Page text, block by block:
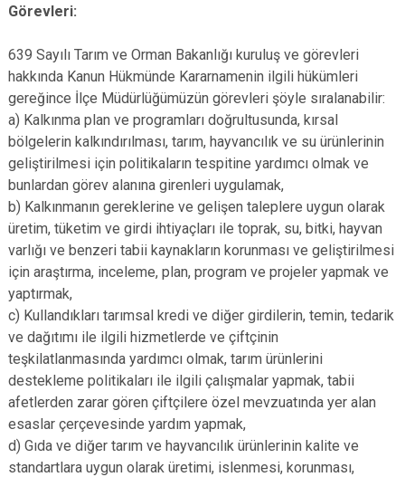
Durağan
Erfelek
Gerze
Saraydüzü
Türkeli
Görevleri:
639 Sayılı Tarım ve Orman Bakanlığı kuruluş ve görevleri
hakkında Kanun Hükmünde Kararnamenin ilgili hükümleri
gereğince İlçe Müdürlüğümüzün görevleri şöyle sıralanabilir:
a) Kalkınma plan ve programları doğrultusunda, kırsal
bölgelerin kalkındırılması, tarım, hayvancılık ve su ürünlerinin
geliştirilmesi için politikaların tespitine yardımcı olmak ve
bunlardan görev alanına girenleri uygulamak,
b) Kalkınmanın gereklerine ve gelişen taleplere uygun olarak
üretim, tüketim ve girdi ihtiyaçları ile toprak, su, bitki, hayvan
varlığı ve benzeri tabii kaynakların korunması ve geliştirilmesi
için araştırma, inceleme, plan, program ve projeler yapmak ve
yaptırmak,
c) Kullandıkları tarımsal kredi ve diğer girdilerin, temin, tedarik
ve dağıtımı ile ilgili hizmetlerde ve çiftçinin
teşkilatlanmasında yardımcı olmak, tarım ürünlerini
destekleme politikaları ile ilgili çalışmalar yapmak, tabii
afetlerden zarar gören çiftçilere özel mevzuatında yer alan
esaslar çerçevesinde yardım yapmak,
d) Gıda ve diğer tarım ve hayvancılık ürünlerinin kalite ve
standartlara uygun olarak üretimi, islenmesi, korunması,